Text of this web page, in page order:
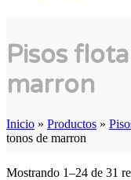
Pisos
marron
Inicio » Productos »
tonos de marron
Mostrando 1–24 de 31